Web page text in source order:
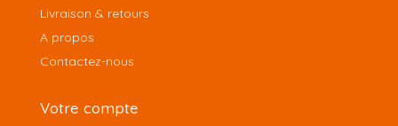
Livraison & retours
A propos
Contactez-nous
Votre compte